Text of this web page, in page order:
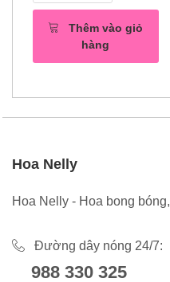
Thêm vào giỏ
hàng
Hoa Nelly
Hoa Nelly - Hoa bong
Đường dây nóng 24/7:
988 330 325